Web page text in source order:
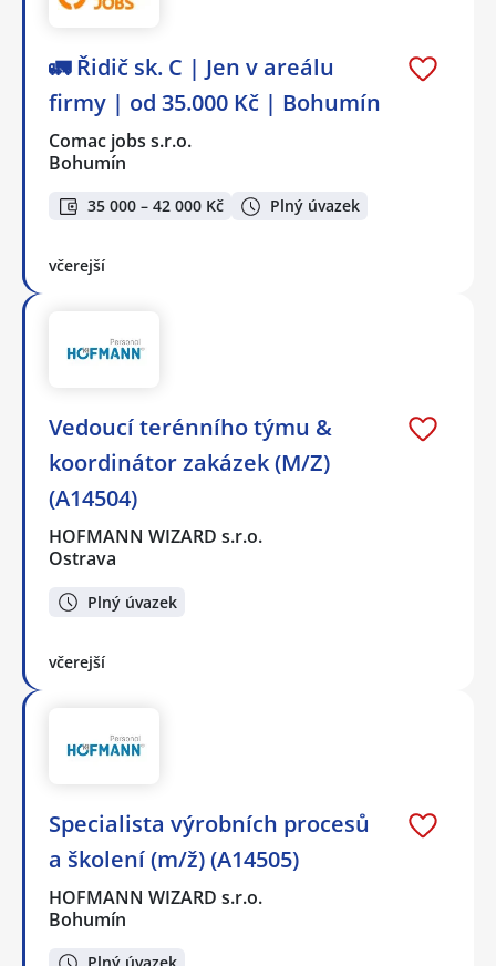
🚛 Řidič sk. C | Jen v areálu
firmy | od 35.000 Kč | Bohumín
Comac jobs s.r.o.
Bohumín
35 000 – 42 000 Kč Plný úvazek
včerejší
Vedoucí terénního týmu &
koordinátor zakázek (M/Z)
(A14504)
HOFMANN WIZARD s.r.o.
Ostrava
Plný úvazek
včerejší
Specialista výrobních procesů
a školení (m/ž) (A14505)
HOFMANN WIZARD s.r.o.
Bohumín